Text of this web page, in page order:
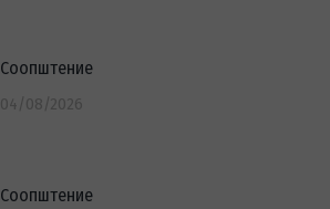
Соопштение
04/08/2026
Соопштение